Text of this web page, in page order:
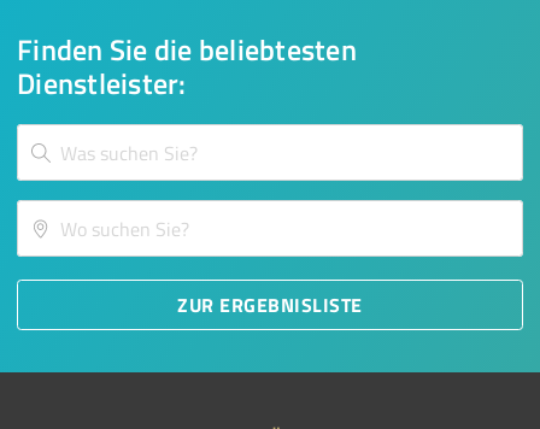
Finden Sie die beliebtesten
Dienstleister:
ZUR ERGEBNISLISTE